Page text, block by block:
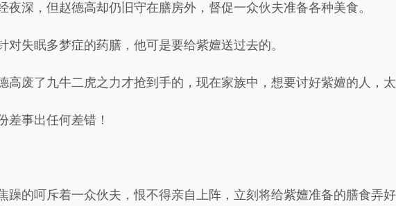
夜深，但赵德高却仍旧守在膳房外，督促一众伙夫准备各种美食。
对失眠多梦症的药膳，他可是要给紫嬗送过去的。
高废了九牛二虎之力才抢到手的，现在家族中，想要讨好紫嬗的人，太
差事出任何差错！
躁的呵斥着一众伙夫，恨不得亲自上阵，立刻将给紫嬗准备的膳食弄